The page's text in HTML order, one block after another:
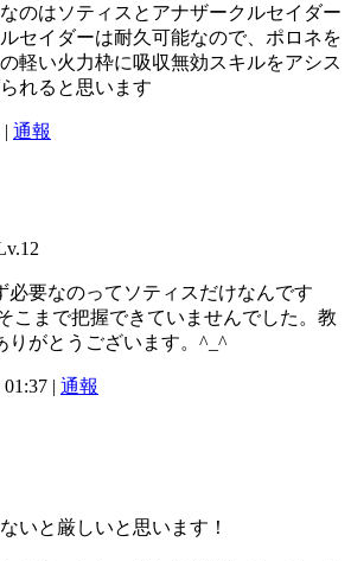
のはソティスとアナザークルセイダー
セイダーは耐久可能なので、ポロネを
軽い火力枠に吸収無効スキルをアシス
れると思います
通報
必要なのってソティスだけなんです
こまで把握できていませんでした。教
りがとうございます。^_^
| 通報
いと厳しいと思います！